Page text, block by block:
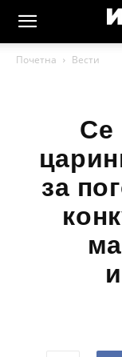
Почетна Вести
Се
за